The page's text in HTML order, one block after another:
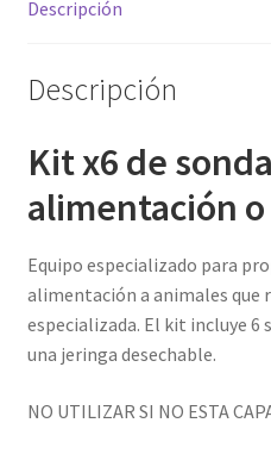
Descripción
Descripción
Kit x6 de
alimentación
Equipo especializado para
alimentación a animales que
especializada. El kit incluye 6
una jeringa desechable.
NO UTILIZAR SI NO ESTA